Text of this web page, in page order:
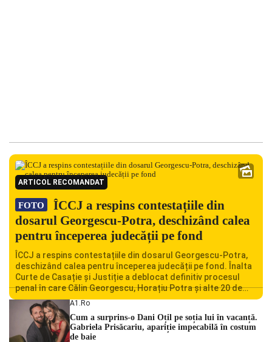
ARTICOL RECOMANDAT
FOTO
ÎCCJ a respins contestațiile din
dosarul Georgescu-Potra, deschizând calea
pentru începerea judecății pe fond
ÎCCJ a respins contestațiile din dosarul Georgescu-Potra,
deschizând calea pentru începerea judecății pe fond. Înalta
Curte de Casație și Justiție a deblocat definitiv procesul
penal în care Călin Georgescu, Horațiu Potra și alte 20 de
persoane sunt acuzați de acțiuni îndreptate împotriva
ordinii constituționale. În ședința din camera preliminară,
judecătorii de la instanța supremă au […]
A1.ro
Cum a surprins-o Dani Oțil pe soția lui în vacanță.
Gabriela Prisăcariu, apariție impecabilă în costum
de baie